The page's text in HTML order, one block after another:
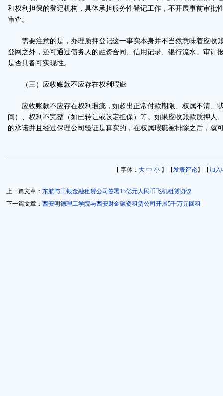
和权利担保的登记机构，具体承担服务性登记工作，不开展事前审批
审查。
需要注意的是，办理质押登记这一事实本身并不当然意味着应收
登网之外，还可通过债务人的融资合同、信用记录、银行流水、审计
是否具备可实现性。
（三）应收账款不应存在权利瑕疵
应收账款不应存在权利瑕疵，如超出正常付款期限、权属不清、
间）、权利不完整（如已转让或设定担保）等。如果应收账款质押人
的承诺并且经过保理公司验证是真实的，在权属瑕疵被排除之后，就
【 字体： 大 中 小 】【发表评论】【加入
上一篇文章： 东航与工银金融租赁公司签署13亿元人民币飞机租赁协议
下一篇文章： 西安明德理工学院与西安财金融资租赁公司开展5千万元回租